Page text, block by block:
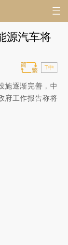
源汽车将
T中
施逐渐完善，中
府工作报告称将